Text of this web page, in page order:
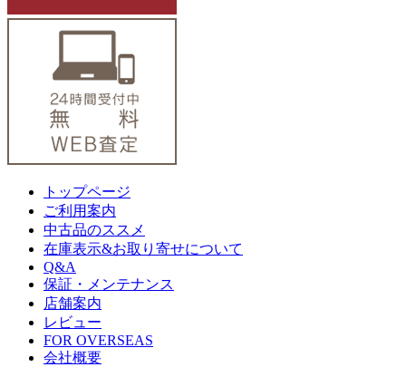
トップページ
ご利用案内
中古品のススメ
在庫表示&お取り寄せについて
Q&A
保証・メンテナンス
店舗案内
レビュー
FOR OVERSEAS
会社概要